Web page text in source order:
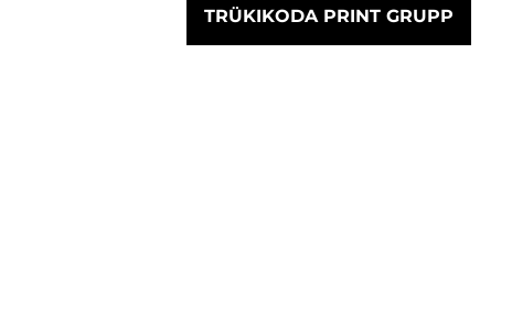
TRÜKIKODA PRINT GRUPP